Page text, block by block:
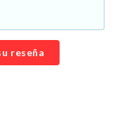
reseña